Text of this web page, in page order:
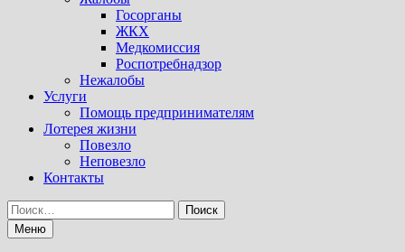
Госорганы
ЖКХ
Медкомиссия
Роспотребнадзор
Нежалобы
Услуги
Помощь предпринимателям
Лотерея жизни
Повезло
Неповезло
Контакты
Найти:
Меню